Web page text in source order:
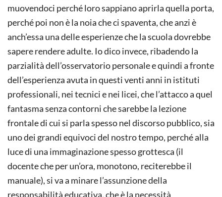
muovendoci perché loro sappiano aprirla quella porta,
perché poi non è la noia che ci spaventa, che anzi è
anch’essa una delle esperienze che la scuola dovrebbe
sapere rendere adulte. Io dico invece, ribadendo la
parzialità dell’osservatorio personale e quindi a fronte
dell’esperienza avuta in questi venti anni in istituti
professionali, nei tecnici e nei licei, che l’attacco a quel
fantasma senza contorni che sarebbe la lezione
frontale di cui si parla spesso nel discorso pubblico, sia
uno dei grandi equivoci del nostro tempo, perché alla
luce di una immaginazione spesso grottesca (il
docente che per un’ora, monotono, reciterebbe il
manuale), si va a minare l’assunzione della
responsabilità educativa, che è la necessità